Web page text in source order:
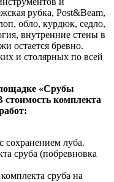
рубка, Post&Beam,
обло, курдюк, седло,
внутренние стены в
остается бревно.
и столярных по всей
«Срубы
стоимость комплекта
сохранением луба.
сруба (побревновка
сруба на